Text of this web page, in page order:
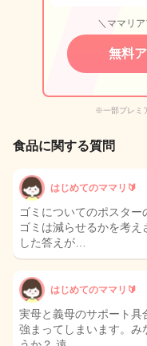
＼ママリ
無料
※一部プレミ
食品に関する質問
はじめてのママリ🔰
ゴミについてのポスタ
ゴミは減らせるかを考
した答えが…
はじめてのママリ🔰
実母と義母のサポート
強まってしまいます。み